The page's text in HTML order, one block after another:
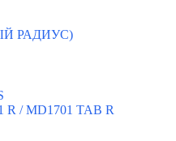
РАДИУС)
R / MD1701 TAB R